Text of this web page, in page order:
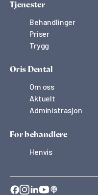
Tjenester
Behandlinger
Priser
Trygg
Oris Dental
Om oss
Aktuelt
Administrasjon
For behandlere
Henvis